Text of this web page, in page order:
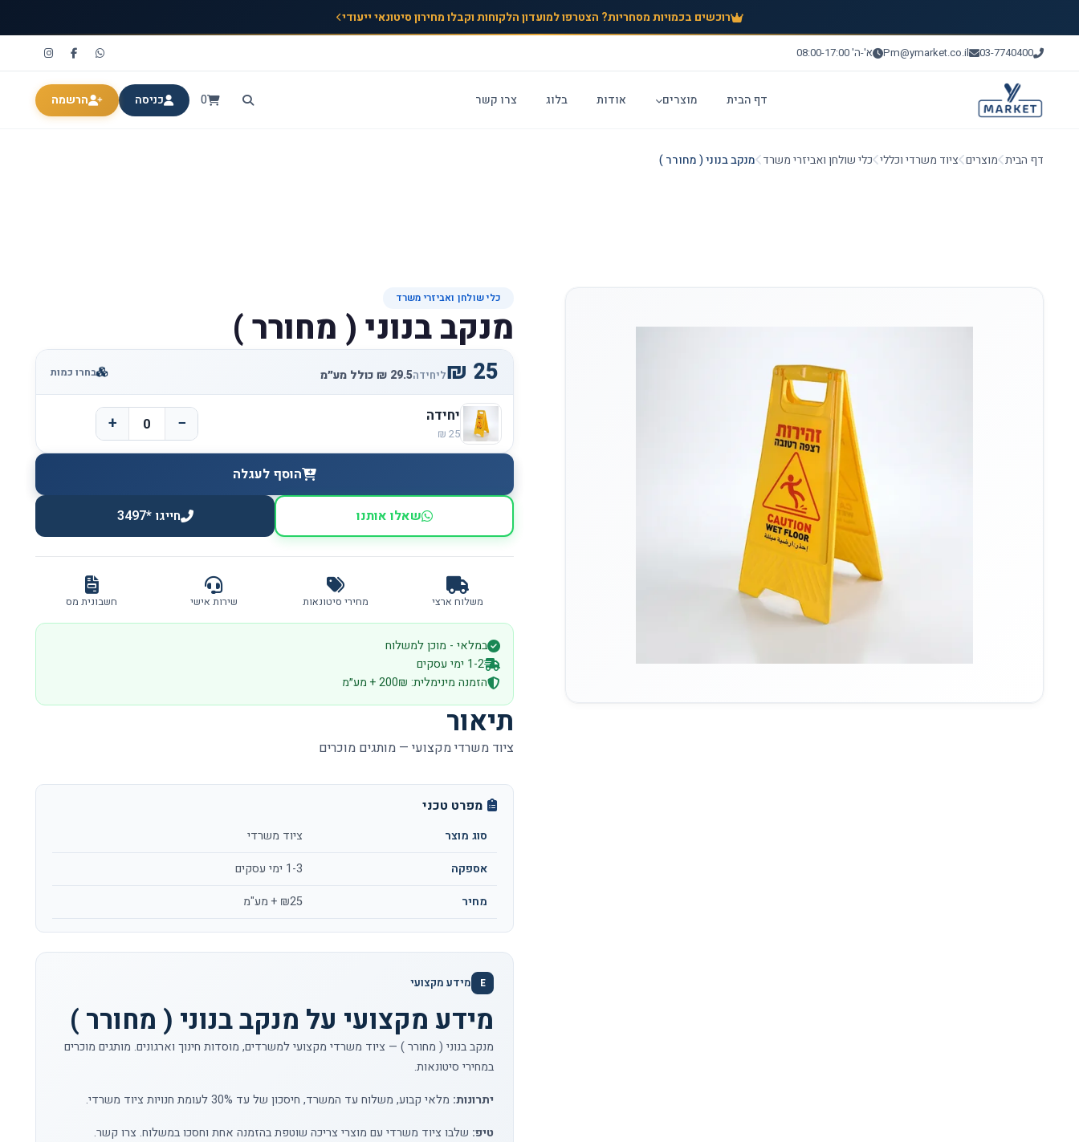
רוכשים בכמויות מסחריות? הצטרפו למועדון הלקוחות וקבלו מחירון סיטונאי ייעודי
03-7740400
Pm@ymarket.co.il א'-ה' 08:00-17:00
דף הבית מוצרים אודות בלוג צרו קשר 0 כניסה הרשמה
דף הבית מוצרים ציוד משרדי וכללי כלי שולחן ואביזרי משרד מנקב בנוני ( מחורר )
כלי שולחן ואביזרי משרד
מנקב בנוני ( מחורר )
ליחידה בחרו כמות
יחידה −
+
הוסף לעגלה
שאלו אותנו חייגו *3497
משלוח ארצי מחירי סיטונאות שירות אישי חשבונית מס
במלאי - מוכן למשלוח
1-2 ימי עסקים
הזמנה מינימלית: 200₪ + מע״מ
תיאור
ציוד משרדי מקצועי — מותגים מוכרים
מפרט טכני
סוג מוצר
ציוד משרדי
אספקה
1-3 ימי עסקים
מחיר
₪25 + מע"מ
E מידע מקצועי
מידע מקצועי על מנקב בנוני ( מחורר )
מנקב בנוני ( מחורר ) — ציוד משרדי מקצועי למשרדים, מוסדות חינוך וארגונים. מותגים מוכרים
במחירי סיטונאות.
יתרונות: מלאי קבוע, משלוח עד המשרד, חיסכון של עד 30% לעומת חנויות ציוד משרדי.
טיפ: שלבו ציוד משרדי עם מוצרי צריכה שוטפת בהזמנה אחת וחסכו במשלוח. צרו קשר.